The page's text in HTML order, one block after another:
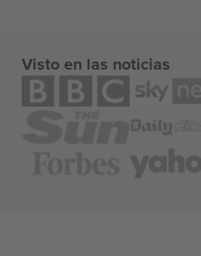
Visto en las noticias